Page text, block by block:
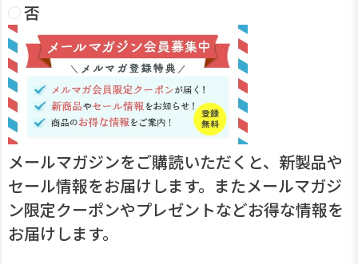
)
否
メールマガジンをご購読いただくと、新製品や
セール情報をお届けします。またメールマガジ
ン限定クーポンやプレゼントなどお得な情報を
お届けします。